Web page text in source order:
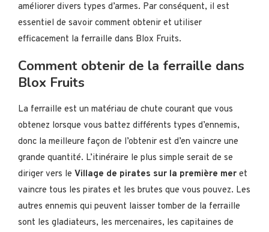
améliorer divers types d’armes. Par conséquent, il est
essentiel de savoir comment obtenir et utiliser
efficacement la ferraille dans Blox Fruits.
Comment obtenir de la ferraille dans
Blox Fruits
La ferraille est un matériau de chute courant que vous
obtenez lorsque vous battez différents types d’ennemis,
donc la meilleure façon de l’obtenir est d’en vaincre une
grande quantité. L’itinéraire le plus simple serait de se
diriger vers le Village de pirates sur la première mer et
vaincre tous les pirates et les brutes que vous pouvez. Les
autres ennemis qui peuvent laisser tomber de la ferraille
sont les gladiateurs, les mercenaires, les capitaines de